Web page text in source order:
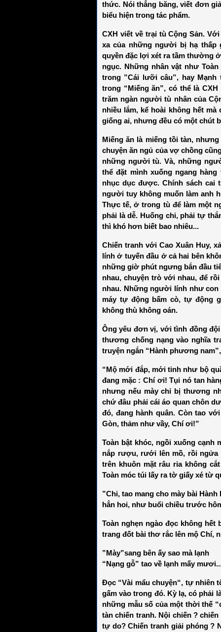
thức. Nói thẳng băng, viết đơn
biểu hiện trong tác phẩm.
CXH viết về trại tù Cộng Sản.
xa của những người bị hạ thấp
quyền đặc lợi xét ra tầm thường
ngục. Những nhân vật như
trong ”Cái lưỡi câu”, hay
trong “Miếng ăn”, có thể là
trăm ngàn người tù nhân của
nhiều lắm, kể hoài không hết
giống ai, nhưng đều có một chút
Miếng ăn là miếng tồi tàn,
chuyện ăn ngủ của vợ chồng
những người tù. Và, những
thể đặt mình xuống ngang
nhục dục được. Chính sách cai
người tuy không muốn làm anh
Thực tế, ở trong tù để làm một
phải là dễ. Huống chi, phải tự
thì khó hơn biết bao nhiêu...
Chiến tranh với Cao Xuân Huy,
lính ở tuyến đầu ở cả hai bên
những giờ phút ngưng bắn đầu
nhau, chuyện trò với nhau, để
nhau. Những người lính như
máy tự động bấm cò, tự động
không thù không oán.
Ông yêu đơn vị, với tình đồng
thương chống nạng vào nghĩa
truyện ngắn “Hành phương
“Mộ mới đắp, mới tinh như bộ
đang mặc : Chí ơi! Tụi nó tan
nhưng nếu mày chỉ bị thương
chứ đâu phải cái áo quan chôn
đó, đang hành quân. Còn tao
Gòn, thảm như vầy, Chí ơi!”
Toàn bật khóc, ngồi xuống cạnh
nắp rượu, rưới lên mồ, rồi ngửa
trên khuôn mặt râu ria không
Toàn móc túi lấy ra tờ giấy xé từ
”Chi, tao mang cho mày bài
hẳn hoi, như buổi chiều trước
Toàn nghẹn ngào đọc không
trang đốt bài thơ rắc lên mộ Chí,
”Mày”sang bên ấy sao mà lạnh
“Nạng gỗ” tao về lạnh mấy
Đọc “Vài mẩu chuyện“, tự nhiên
gấm vào trong đó. Kỳ lạ, có phải
những mẫu số của một thời thế
tàn chiến tranh. Nội chiến ?
tự do? Chiến tranh giải phóng ?